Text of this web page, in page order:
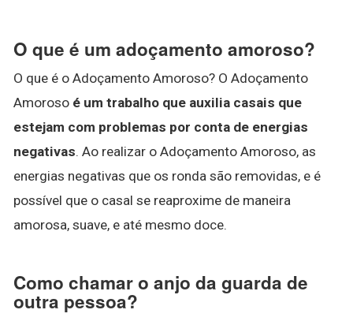
O que é um adoçamento amoroso?
O que é o Adoçamento Amoroso? O Adoçamento
Amoroso é um trabalho que auxilia casais que
estejam com problemas por conta de energias
negativas. Ao realizar o Adoçamento Amoroso, as
energias negativas que os ronda são removidas, e é
possível que o casal se reaproxime de maneira
amorosa, suave, e até mesmo doce.
Como chamar o anjo da guarda de
outra pessoa?